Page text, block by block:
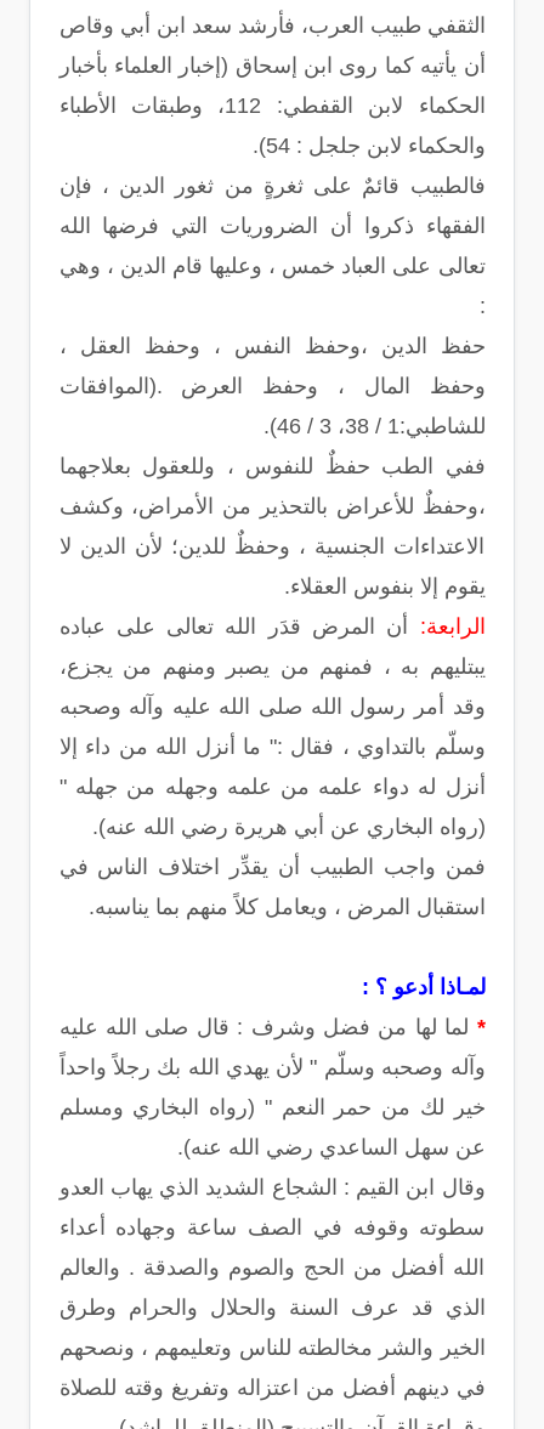
الثقفي طبيب العرب، فأرشد سعد ابن أبي وقاص
أن يأتيه كما روى ابن إسحاق (إخبار العلماء بأخبار
الحكماء لابن القفطي: 112، وطبقات الأطباء
والحكماء لابن جلجل : 54).
فالطبيب قائمٌ على ثغرةٍ من ثغور الدين ، فإن
الفقهاء ذكروا أن الضروريات التي فرضها الله
تعالى على العباد خمس ، وعليها قام الدين ، وهي
:
حفظ الدين ،وحفظ النفس ، وحفظ العقل ،
وحفظ المال ، وحفظ العرض .(الموافقات
للشاطبي:1 / 38، 3 / 46).
ففي الطب حفظٌ للنفوس ، وللعقول بعلاجهما
،وحفظٌ للأعراض بالتحذير من الأمراض، وكشف
الاعتداءات الجنسية ، وحفظٌ للدين؛ لأن الدين لا
يقوم إلا بنفوس العقلاء.
الرابعة: أن المرض قدَر الله تعالى على عباده
يبتليهم به ، فمنهم من يصبر ومنهم من يجزع،
وقد أمر رسول الله صلى الله عليه وآله وصحبه
وسلّم بالتداوي ، فقال :" ما أنزل الله من داء إلا
أنزل له دواء علمه من علمه وجهله من جهله "
(رواه البخاري عن أبي هريرة رضي الله عنه).
فمن واجب الطبيب أن يقدِّر اختلاف الناس في
استقبال المرض ، ويعامل كلاً منهم بما يناسبه.
لمـاذا أدعو ؟ :
* لما لها من فضل وشرف : قال صلى الله عليه
وآله وصحبه وسلّم " لأن يهدي الله بك رجلاً واحداً
خير لك من حمر النعم " (رواه البخاري ومسلم
عن سهل الساعدي رضي الله عنه).
وقال ابن القيم : الشجاع الشديد الذي يهاب العدو
سطوته وقوفه في الصف ساعة وجهاده أعداء
الله أفضل من الحج والصوم والصدقة . والعالم
الذي قد عرف السنة والحلال والحرام وطرق
الخير والشر مخالطته للناس وتعليمهم ، ونصحهم
في دينهم أفضل من اعتزاله وتفريغ وقته للصلاة